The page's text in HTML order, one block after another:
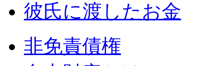
彼氏に渡したお金
非免責債権